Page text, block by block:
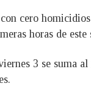
cero
horas de este
3 se suma